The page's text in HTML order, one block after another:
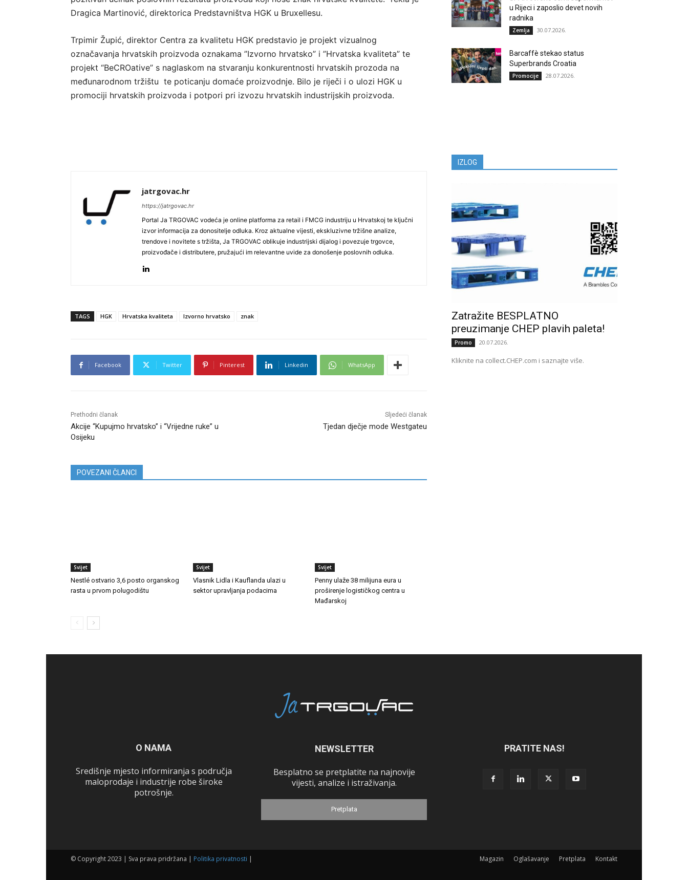
Dragica Martinović, direktorica Predstavništva HGK u Bruxellesu.
Trpimir Župić, direktor Centra za kvalitetu HGK predstavio je projekt vizualnog
označavanja hrvatskih proizvoda oznakama ”Izvorno hrvatsko” i ”Hrvatska kvaliteta” te
projekt “BeCROative” s naglaskom na stvaranju konkurentnosti hrvatskih prozoda na
međunarodnom tržištu te poticanju domaće proizvodnje. Bilo je riječi i o ulozi HGK u
promociji hrvatskih proizvoda i potpori pri izvozu hrvatskih industrijskih proizvoda.
jatrgovac.hr
https://jatrgovac.hr
Portal Ja TRGOVAC vodeća je online platforma za retail i FMCG industriju u Hrvatskoj te ključni
izvor informacija za donositelje odluka. Kroz aktualne vijesti, ekskluzivne tržišne analize,
trendove i novitete s tržišta, Ja TRGOVAC oblikuje industrijski dijalog i povezuje trgovce,
proizvođače i distributere, pružajući im relevantne uvide za donošenje poslovnih odluka.
TAGS HGK Hrvatska kvaliteta Izvorno hrvatsko znak
Facebook Twitter Pinterest Linkedin WhatsApp
Prethodni članak
Akcije “Kupujmo hrvatsko” i “Vrijedne ruke” u
Osijeku
Sljedeći članak
Tjedan dječje mode Westgateu
POVEZANI ČLANCI
Svijet
Nestlé ostvario 3,6 posto organskog
rasta u prvom polugodištu
Svijet
Vlasnik Lidla i Kauflanda ulazi u
sektor upravljanja podacima
Svijet
Penny ulaže 38 milijuna eura u
proširenje logističkog centra u
Mađarskoj
u Rijeci i zaposlio devet novih
radnika
Zemlja 30.07.2026.
Barcaffè stekao status
Superbrands Croatia
Promocije 28.07.2026.
IZLOG
Zatražite BESPLATNO
preuzimanje CHEP plavih paleta!
Promo 20.07.2026.
Kliknite na collect.CHEP.com i saznajte više.
O NAMA
Središnje mjesto informiranja s područja
maloprodaje i industrije robe široke
potrošnje.
NEWSLETTER
Besplatno se pretplatite na najnovije
vijesti, analize i istraživanja.
Pretplata
PRATITE NAS!
Magazin Oglašavanje Pretplata Kontakt
© Copyright 2023 | Sva prava pridržana | Politika privatnosti |